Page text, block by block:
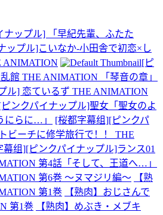
ナップル] 「早紀先輩、ふたた
ップル]こいなか-小田舎で初恋×し
ANIMATION
[ピ
館 THE ANIMATION 「琴音の章」
ル] 恋ているず THE ANIMATION
ンクパイナップル]聖女「聖女のよ
にらに…」
[桜都字幕组][ピンクパ
ビーチに修学旅行で！！ THE
幕组][ピンクパイナップル]ランス01
第4話「そして、王道へ…」
第6巻 ～ヌマジリ編～
【熟
第1巻
【熟肉】おじさんで
第1巻
【熟肉】めぶき・メブキ